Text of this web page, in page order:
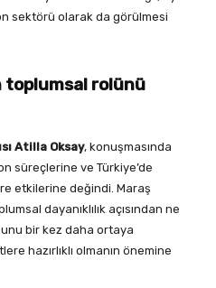
sektörü olarak da görülmesi
toplumsal rolünü
Atilla Oksay, konuşmasında
süreçlerine ve Türkiye’de
etkilerine değindi. Maraş
dayanıklılık açısından ne
bir kez daha ortaya
hazırlıklı olmanın önemine